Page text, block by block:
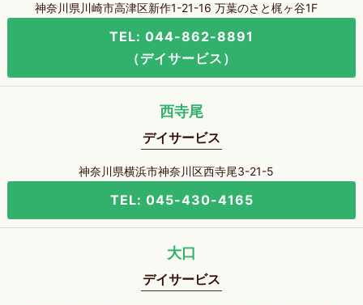
神奈川県川崎市高津区新作1-21-16 万葉のさと梶ヶ谷1F
TEL: 044-862-8891
（デイサービス）
西寺尾
デイサービス
神奈川県横浜市神奈川区西寺尾3-21-5
TEL: 045-430-4165
大口
デイサービス